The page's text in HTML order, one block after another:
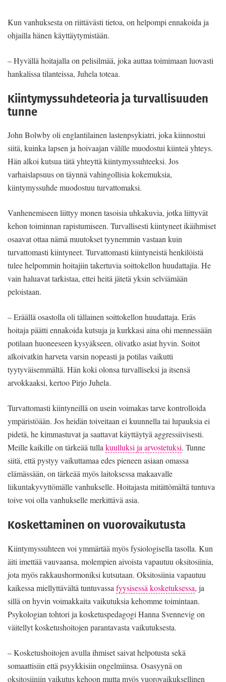
Kun vanhuksesta on riittävästi tietoa, on helpompi ennakoida ja
ohjailla hänen käyttäytymistään.
– Hyvällä hoitajalla on pelisilmää, joka auttaa toimimaan luovasti
hankalissa tilanteissa, Juhela toteaa.
Kiintymyssuhdeteoria ja turvallisuuden
tunne
John Bolwby oli englantilainen lastenpsykiatri, joka kiinnostui
siitä, kuinka lapsen ja hoivaajan välille muodostui kiinteä yhteys.
Hän alkoi kutsua tätä yhteyttä kiintymyssuhteeksi. Jos
varhaislapsuus on täynnä vahingollisia kokemuksia,
kiintymyssuhde muodostuu turvattomaksi.
Vanhenemiseen liittyy monen tasoisia uhkakuvia, jotka liittyvät
kehon toiminnan rapistumiseen. Turvallisesti kiintyneet ikäihmiset
osaavat ottaa nämä muutokset tyynemmin vastaan kuin
turvattomasti kiintyneet. Turvattomasti kiintyneistä henkilöistä
tulee helpommin hoitajiin takertuvia soittokellon huudattajia. He
vain haluavat tarkistaa, ettei heitä jätetä yksin selviämään
peloistaan.
– Eräällä osastolla oli tällainen soittokellon huudattaja. Eräs
hoitaja päätti ennakoida kutsuja ja kurkkasi aina ohi mennessään
potilaan huoneeseen kysyäkseen, olivatko asiat hyvin. Soitot
alkoivatkin harveta varsin nopeasti ja potilas vaikutti
tyytyväisemmältä. Hän koki olonsa turvalliseksi ja itsensä
arvokkaaksi, kertoo Pirjo Juhela.
Turvattomasti kiintyneillä on usein voimakas tarve kontrolloida
ympäristöään. Jos heidän toiveitaan ei kuunnella tai lupauksia ei
pidetä, he kimmastuvat ja saattavat käyttäytyä aggressiivisesti.
Meille kaikille on tärkeää tullakuulluksi ja arvostetuksi. Tunne
siitä, että pystyy vaikuttamaa edes pieneen asiaan omassa
elämässään, on tärkeää myös laitoksessa makaavalle
liikuntakyvyttömälle vanhukselle. Hoitajasta mitättömältä tuntuva
toive voi olla vanhukselle merkittävä asia.
Koskettaminen on vuorovaikutusta
Kiintymyssuhteen voi ymmärtää myös fysiologisella tasolla. Kun
äiti imettää vauvaansa, molempien aivoista vapautuu oksitosiinia,
jota myös rakkaushormoniksi kutsutaan. Oksitosiinia vapautuu
kaikessa miellyttävältä tuntuvassa fyysisessä kosketuksessa, ja
sillä on hyvin voimakkaita vaikutuksia kehomme toimintaan.
Psykologian tohtori ja kosketuspedagogi Hanna Svennevig on
väitellyt kosketushoitojen parantavasta vaikutuksesta.
– Kosketushoitojen avulla ihmiset saivat helpotusta sekä
somaattisiin että psyykkisiin ongelmiinsa. Osasyynä on
oksitosiiniin vaikutus kehoon mutta myös vuorovaikuksellinen